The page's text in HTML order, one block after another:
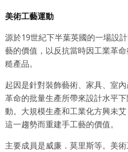
美術工藝運動
源於19世紀下半葉英國的一場設
藝的價值，以反抗當時因工業革
糙產品。
起因是針對裝飾藝術、家具、室
革命的批量生產所帶來設計水平
動。大規模生產和工業化方興未
這一趨勢而重建手工藝的價值。
主要成員是威廉．莫里斯等。美